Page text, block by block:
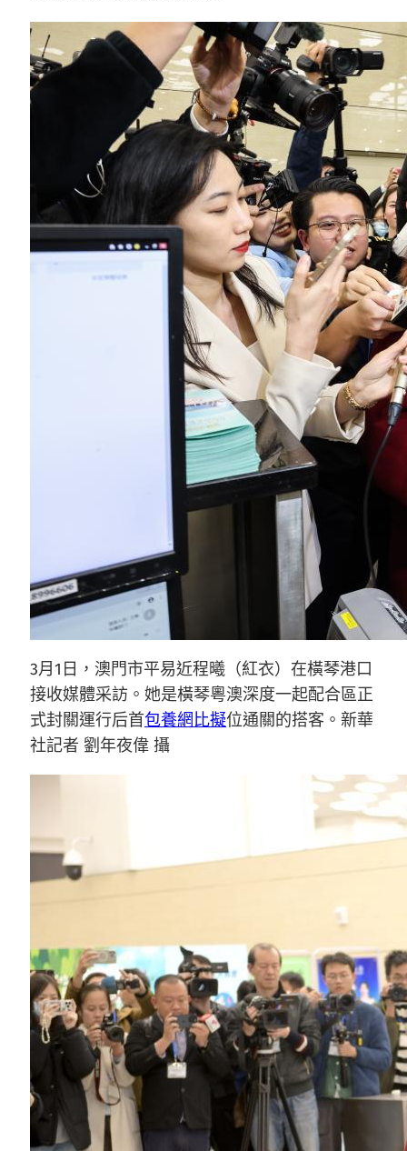
3月1日，澳門市平易近程曦（紅衣）在橫琴港口
接收媒體采訪。她是橫琴粵澳深度一起配合區正
式封關運行后首包養網比擬位通關的搭客。新華
社記者 劉年夜偉 攝